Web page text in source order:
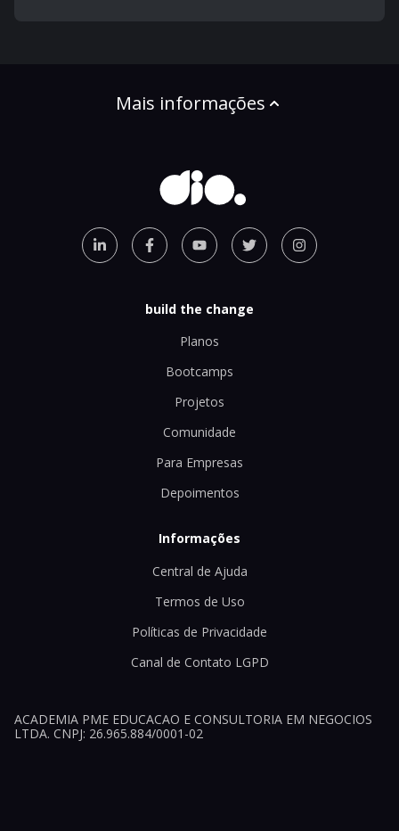
Mais informações
build the change
Planos
Bootcamps
Projetos
Comunidade
Para Empresas
Depoimentos
Informações
Central de Ajuda
Termos de Uso
Políticas de Privacidade
Canal de Contato LGPD
ACADEMIA PME EDUCACAO E CONSULTORIA EM NEGOCIOS
LTDA. CNPJ: 26.965.884/0001-02